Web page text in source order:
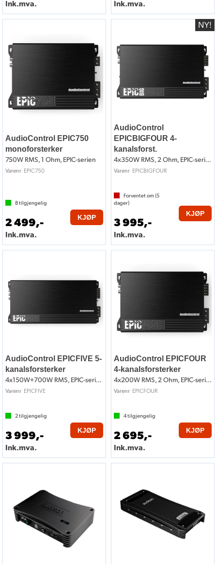
Ink.mva. Ink.mva.
AudioControl EPIC750
monoforsterker
750W RMS, 1 Ohm, EPIC-serien
Varenr EPIC750
8tilgjengelig
2 499,-
Ink.mva.
KJØP
AudioControl
EPICBIGFOUR 4-
kanalsforst.
4x350W RMS, 2 Ohm, EPIC-serien
Varenr EPICBIGFOUR
Forventet om (5
dager)
3 995,-
Ink.mva.
KJØP
AudioControl EPICFIVE 5-
kanalsforsterker
4x150W+700W RMS, EPIC-serien
Varenr EPICFIVE
2tilgjengelig
3 999,-
Ink.mva.
KJØP
AudioControl EPICFOUR
4-kanalsforsterker
4x200W RMS, 2 Ohm, EPIC-serien
Varenr EPICFOUR
4tilgjengelig
2 695,-
Ink.mva.
KJØP